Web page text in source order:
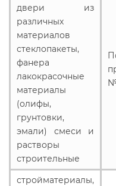
двери из
различных
материалов
стеклопакеты,
фанера
лакокрасочные
материалы
(олифы,
грунтовки,
эмали) смеси и
растворы
строительные
стройматериалы,
Сертификация
оборудования (ТР ТС
Сертификация
индивидуальной
019)
Действующие
регламенты